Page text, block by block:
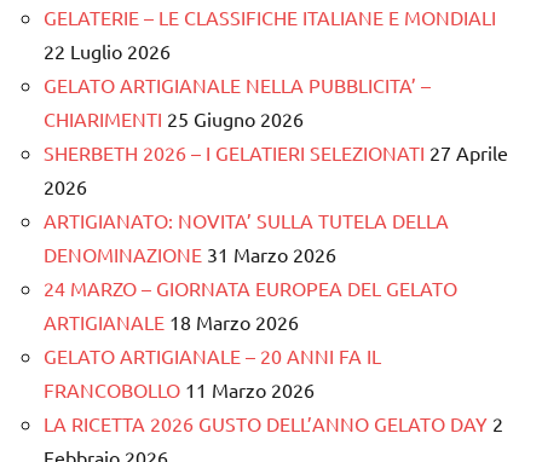
GELATERIE – LE CLASSIFICHE ITALIANE E MONDIALI
22 Luglio 2026
GELATO ARTIGIANALE NELLA PUBBLICITA’ –
CHIARIMENTI 25 Giugno 2026
SHERBETH 2026 – I GELATIERI SELEZIONATI 27 Aprile
2026
ARTIGIANATO: NOVITA’ SULLA TUTELA DELLA
DENOMINAZIONE 31 Marzo 2026
24 MARZO – GIORNATA EUROPEA DEL GELATO
ARTIGIANALE 18 Marzo 2026
GELATO ARTIGIANALE – 20 ANNI FA IL
FRANCOBOLLO 11 Marzo 2026
LA RICETTA 2026 GUSTO DELL’ANNO GELATO DAY 2